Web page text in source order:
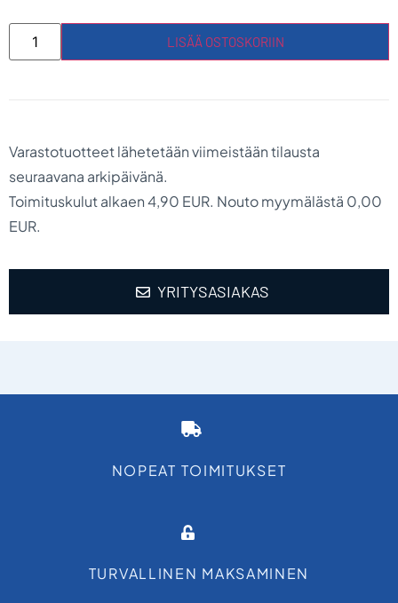
LISÄÄ OSTOSKORIIN
Varastotuotteet lähetetään viimeistään tilausta
seuraavana arkipäivänä.
Toimituskulut alkaen 4,90 EUR. Nouto myymälästä 0,00
EUR.
YRITYSASIAKAS
NOPEAT TOIMITUKSET
TURVALLINEN MAKSAMINEN